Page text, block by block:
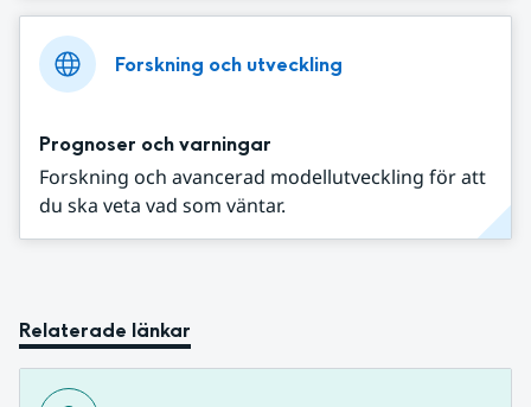
Forskning och utveckling
Prognoser och varningar
Forskning och avancerad modellutveckling för att
du ska veta vad som väntar.
Relaterade länkar